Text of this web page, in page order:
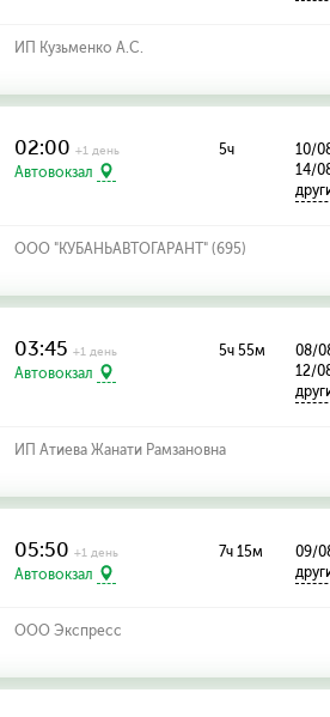
ИП Кузьменко А.С.
02:00+1 день
Автовокзал
5ч
10/
14/
ООО "КУБАНЬАВТОГАРАНТ" (695)
03:45+1 день
Автовокзал
5ч 55м
08/
12/
ИП Атиева Жанати Рамзановна
05:50+1 день
Автовокзал
7ч 15м
09/
ООО Экспресс